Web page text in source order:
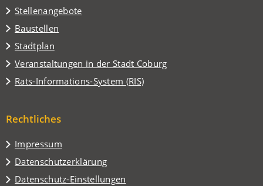
Stellenangebote
Baustellen
Stadtplan
(Öffnet
in
einem
neuen
Veranstaltungen in der Stadt Coburg
(Öffnet
in
einem
Tab)
Rats-Informations-System (RIS)
(Öffnet
neuen
Rechtliches
Impressum
Datenschutzerklärung
Datenschutz-Einstellungen